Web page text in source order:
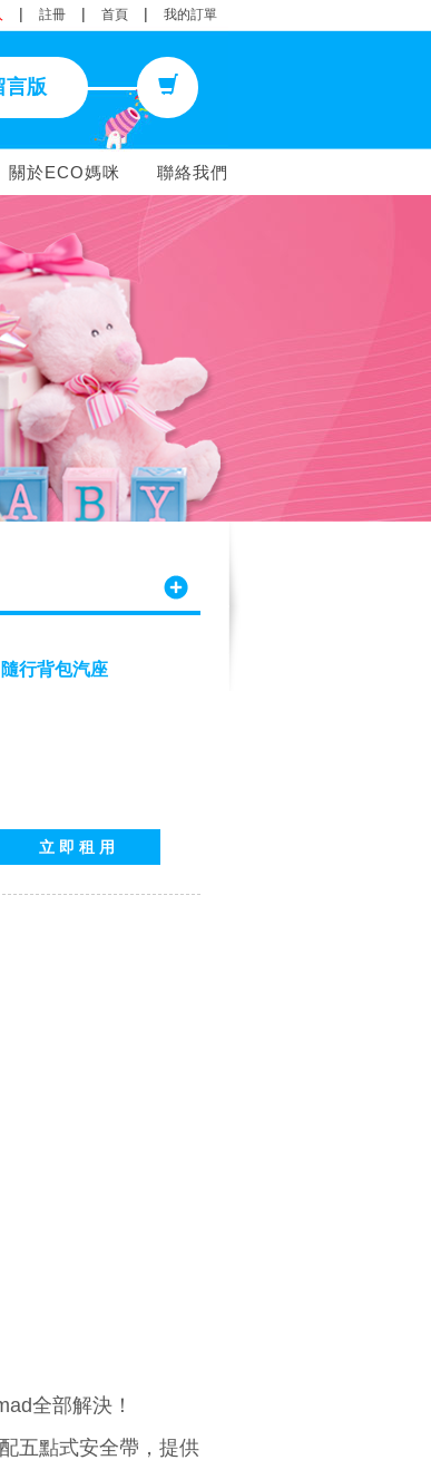
| 註冊 | 首頁 | 我的訂單
言版
關於ECO媽咪 聯絡我們
行背包汽座
全部解決！
五點式安全帶，提供